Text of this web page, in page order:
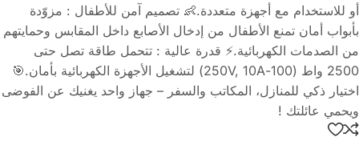
أو للاستخدام مع أجهزة متعددة.👶 تصميم آمن للأطفال : مزوّدة
بأبواب أمان تمنع الأطفال من إدخال الأصابع داخل المقابس وحمايتهم
من الصدمات الكهربائية.⚡ قدرة عالية : تتحمل طاقة تصل حتى
2500 واط (100-250V, 10A) لتشغيل الأجهزة الكهربائية بأمان.🎯
اختيار ذكي للمنازل، المكاتب والسفر – جهاز واحد يغنيك عن الفوضى
ويحمي عائلتك !